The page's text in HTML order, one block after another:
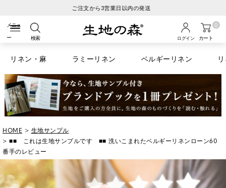
税込6600円以上のお買い物で送料無料
検索 ログイン カート
0
リネン・麻 ラミーリネン ベルギーリネン
HOME
生地サンプル
■■ これは生地サンプルです ■■ 洗いこまれたベルギーリネンローン60
番手のレビュー